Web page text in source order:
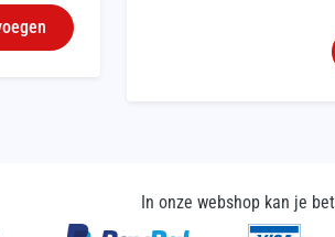
In onze webshop kan je